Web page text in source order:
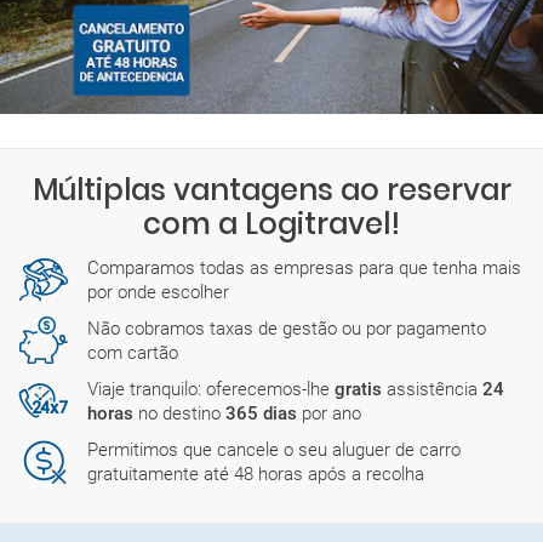
Múltiplas vantagens ao reservar
com a Logitravel!
Comparamos todas as empresas para que tenha mais
por onde escolher
Não cobramos taxas de gestão ou por pagamento
com cartão
Viaje tranquilo: oferecemos-lhe gratis assistência 24
horas no destino 365 dias por ano
Permitimos que cancele o seu aluguer de carro
gratuitamente até 48 horas após a recolha